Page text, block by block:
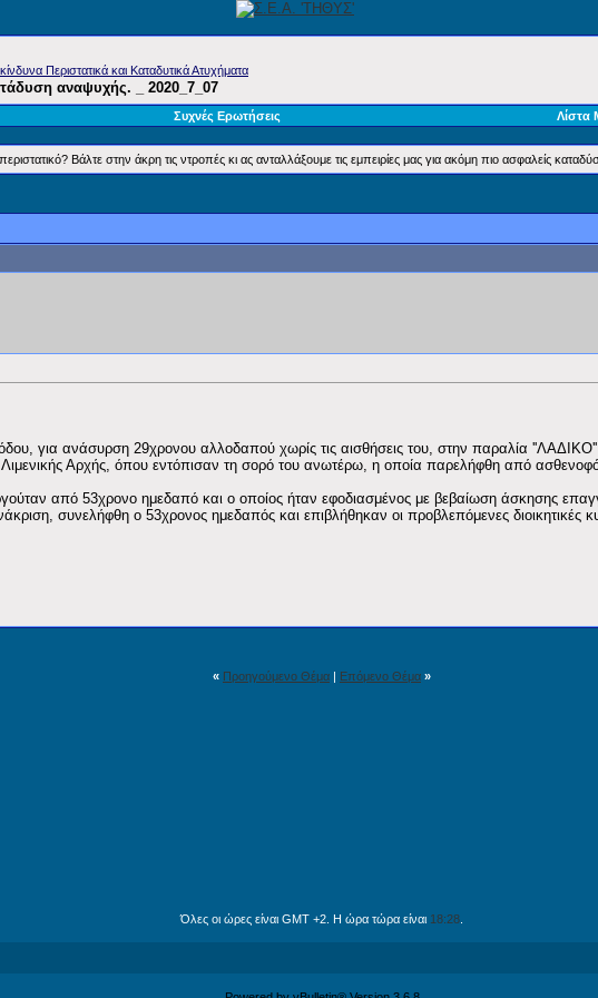
Περιστατικά και Καταδυτικά Ατυχήματα
αναψυχής. _ 2020_7_07
Συχνές Ερωτήσεις Λίστα
Βάλτε στην άκρη τις ντροπές κι ας ανταλλάξουμε τις εμπειρίες μας για ακόμη πιο ασφαλείς
για ανάσυρση 29χρονου αλλοδαπού χωρίς τις αισθήσεις του, στην παραλία
Αρχής, όπου εντόπισαν τη σορό του ανωτέρω, η οποία παρελήφθη από
από 53χρονο ημεδαπό και ο οποίος ήταν εφοδιασμένος με βεβαίωση άσκησης
συνελήφθη ο 53χρονος ημεδαπός και επιβλήθηκαν οι προβλεπόμενες διοικητικές
« Προηγούμενο Θέμα | Επόμενο Θέμα »
Όλες οι ώρες είναι GMT +2. Η ώρα τώρα είναι 18:28